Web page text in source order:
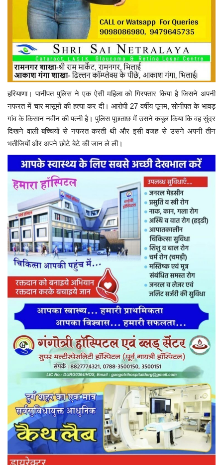
हरियाणा। पानीपत पुलिस ने एक ऐसी महिला को गिरफ्तार किया है जिसने अपनी
नफरत में चार मासूमों की हत्या कर दी। आरोपी 27 वर्षीय पूनम, सोनीपत के भावड़
गांव के किसान नवीन की पत्नी है। पुलिस पूछताछ में उसने कबूल किया कि वह सुंदर
दिखने वाली बच्चियों से नफरत करती थी और इसी वजह से उसने अपनी तीन
भतीजियों और अपने छोटे बेटे की जान ले ली।